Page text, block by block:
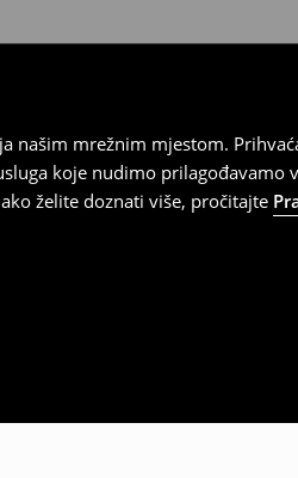
našim mrežnim mjestom.
koje nudimo prilagođavamo
želite doznati više, pročitajte